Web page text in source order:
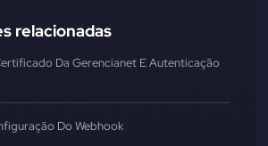
relacionadas
Da Gerencianet E Autenticação
Do Webhook